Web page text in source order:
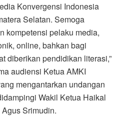
Konvergensi Indonesia
Selatan. Semoga
kompetensi pelaku media,
online, bahkan bagi
diberikan pendidikan literasi,”
audiensi Ketua AMKI
mengantarkan undangan
Wakil Ketua Haikal
Srimudin.